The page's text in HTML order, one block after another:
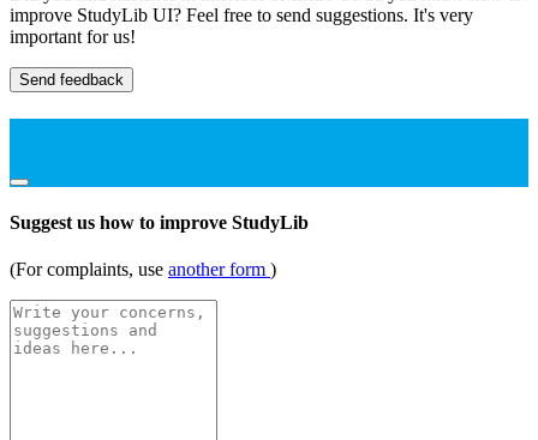
improve StudyLib UI? Feel free to send suggestions. It's very
important for us!
Send feedback
Suggest us how to improve StudyLib
(For complaints, use another form )